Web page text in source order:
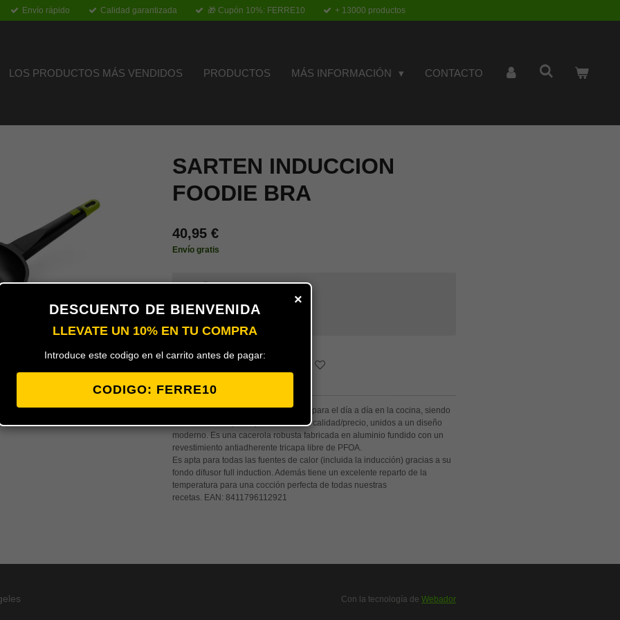
Envío rápido Calidad garantizada 🎁 Cupón 10%: FERRE10 + 13000 productos
LOS PRODUCTOS MÁS VENDIDOS PRODUCTOS MÁS INFORMACIÓN CONTACTO
SARTEN INDUCCION
FOODIE BRA
40,95 €
Envío gratis
TAMAÑO
La sartén Foodie es una sartén ideal para el día a día en la cocina, siendo
una fantástica opción por su relación calidad/precio, unidos a un diseño
moderno. Es una cacerola robusta fabricada en aluminio fundido con un
revestimiento antiadherente tricapa libre de PFOA.
Es apta para todas las fuentes de calor (incluida la inducción) gracias a su
fondo difusor full induction. Además tiene un excelente reparto de la
temperatura para una cocción perfecta de todas nuestras
recetas. EAN: 8411796112921
Con la tecnología de Webador
×
DESCUENTO DE BIENVENIDA
LLEVATE UN 10% EN TU COMPRA
Introduce este codigo en el carrito antes de pagar:
CODIGO: FERRE10